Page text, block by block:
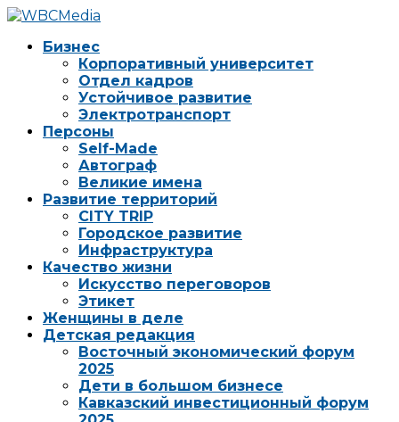
Бизнес
Корпоративный университет
Отдел кадров
Устойчивое развитие
Электротранспорт
Персоны
Self-Made
Автограф
Великие имена
Развитие территорий
CITY TRIP
Городское развитие
Инфраструктура
Качество жизни
Искусство переговоров
Этикет
Женщины в деле
Детская редакция
Восточный экономический форум
2025
Дети в большом бизнесе
Кавказский инвестиционный форум